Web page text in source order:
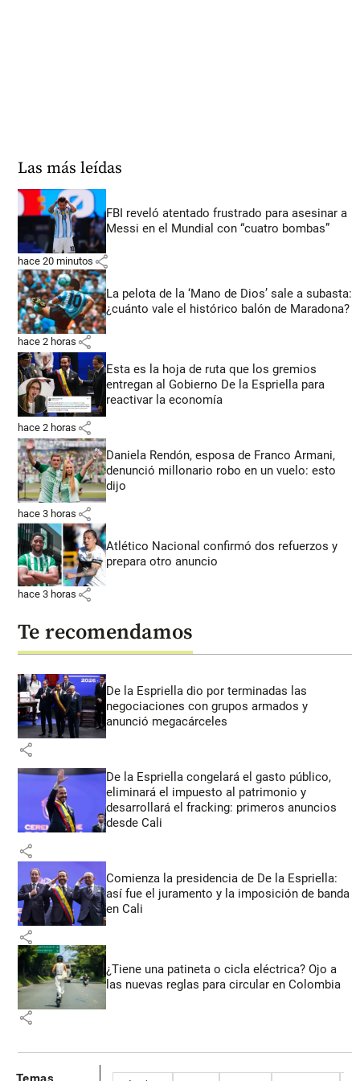
Las más leídas
FBI reveló atentado frustrado para asesinar a
Messi en el Mundial con “cuatro bombas”
hace 20 minutos share
La pelota de la ‘Mano de Dios’ sale a subasta:
¿cuánto vale el histórico balón de Maradona?
hace 2 horas share
Esta es la hoja de ruta que los gremios
entregan al Gobierno De la Espriella para
reactivar la economía
hace 2 horas share
Daniela Rendón, esposa de Franco Armani,
denunció millonario robo en un vuelo: esto
dijo
hace 3 horas share
Atlético Nacional confirmó dos refuerzos y
prepara otro anuncio
hace 3 horas share
Te recomendamos
De la Espriella dio por terminadas las
negociaciones con grupos armados y
anunció megacárceles
share
De la Espriella congelará el gasto público,
eliminará el impuesto al patrimonio y
desarrollará el fracking: primeros anuncios
desde Cali
share
Comienza la presidencia de De la Espriella:
así fue el juramento y la imposición de banda
en Cali
share
¿Tiene una patineta o cicla eléctrica? Ojo a
las nuevas reglas para circular en Colombia
share